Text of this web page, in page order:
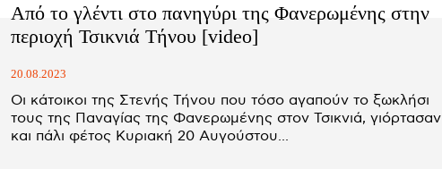
Από το γλέντι στο πανηγύρι της Φανερωμένης στην
περιοχή Τσικνιά Τήνου [video]
20.08.2023
Οι κάτοικοι της Στενής Τήνου που τόσο αγαπούν το ξωκλήσι
τους της Παναγίας της Φανερωμένης στον Τσικνιά, γιόρτασαν
και πάλι φέτος Κυριακή 20 Αυγούστου...